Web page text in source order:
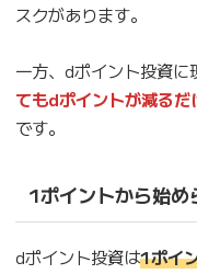
スクがあります。
一方、dポイント投資に
てもdポイントが減るだ
です。
1ポイントから始め
dポイント投資は1ポイ